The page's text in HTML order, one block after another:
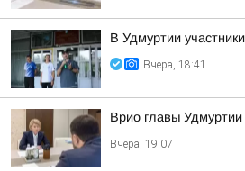
В Удмуртии
Вчера, 18:41
Врио главы
Вчера, 19:07